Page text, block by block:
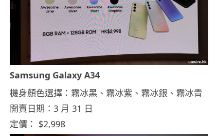
Samsung Galaxy A34
機身顏色選擇：霧冰黑、霧冰紫、霧冰銀、霧冰青
開賣日期：3 月 31 日
定價： $2,998